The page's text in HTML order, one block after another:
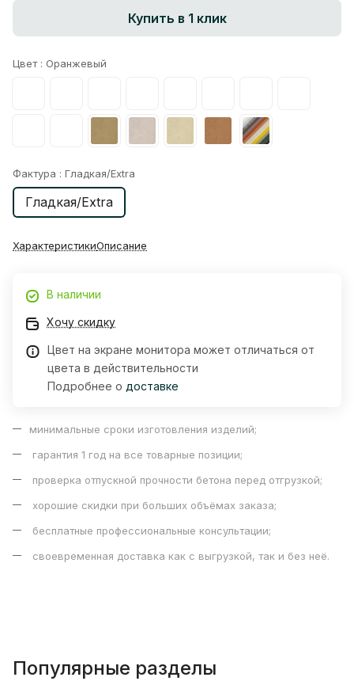
Купить в 1 клик
Цвет : Оранжевый
Фактура : Гладкая/Extra
Гладкая/Extra
ХарактеристикиОписание
В наличии
Хочу скидку
Цвет на экране монитора может отличаться от
цвета в действительности
Подробнее о доставке
минимальные сроки изготовления изделий;
гарантия 1 год на все товарные позиции;
проверка отпускной прочности бетона перед отгрузкой;
хорошие скидки при больших объёмах заказа;
бесплатные профессиональные консультации;
своевременная доставка как с выгрузкой, так и без неё.
Популярные разделы